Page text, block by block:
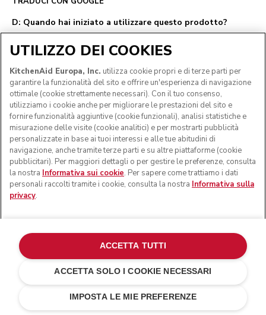
CHF 104.25 costi CHF 34.75
UTILIZZO DEI COOKIES
KitchenAid Europa, Inc. utilizza cookie propri e di terze parti per
garantire la funzionalità del sito e offrire un'esperienza di navigazione
ottimale (cookie strettamente necessari). Con il tuo consenso,
utilizziamo i cookie anche per migliorare le prestazioni del sito e
fornire funzionalità aggiuntive (cookie funzionali), analisi statistiche e
misurazione delle visite (cookie analitici) e per mostrarti pubblicità
personalizzate in base ai tuoi interessi e alle tue abitudini di
navigazione, anche tramite terze parti e su altre piattaforme (cookie
pubblicitari). Per maggiori dettagli o per gestire le preferenze, consulta
la nostra Informativa sui cookie. Per sapere come trattiamo i dati
personali raccolti tramite i cookie, consulta la nostra Informativa sulla
privacy.
IMPOSTA LE MIE PREFERENZE
ACCETTA SOLO I COOKIE NECESSARI
ACCETTA TUTTI